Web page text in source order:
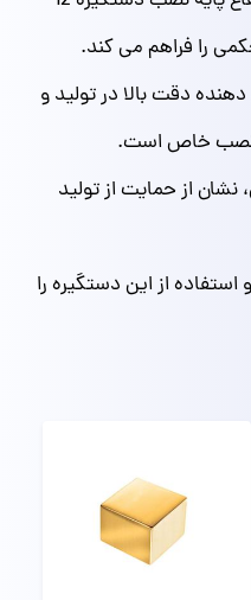
را فراهم می‌ کند.
دقت بالا در تولید و
نصب خاص است.
نشان از حمایت از تولید
گرم، نصب و استفاده از این دستگیره را